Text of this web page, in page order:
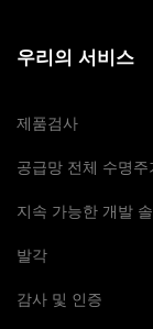
우리의 서비스
제품검사
공급망 전체 수명주
지속 가능한 개발
발각
감사 및 인증